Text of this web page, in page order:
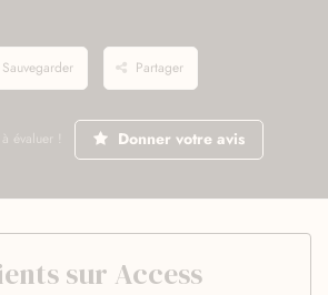
Sauvegarder Partager
évaluer ! Donner votre avis
sur Access